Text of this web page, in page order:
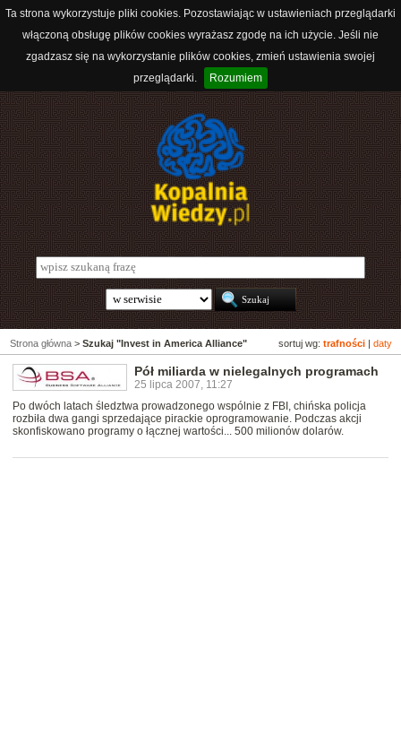
Ta strona wykorzystuje pliki cookies. Pozostawiając w ustawieniach przeglądarki
włączoną obsługę plików cookies wyrażasz zgodę na ich użycie. Jeśli nie
zgadzasz się na wykorzystanie plików cookies, zmień ustawienia swojej
przeglądarki.
Rozumiem
sortuj wg: trafności daty
Strona główna > Szukaj "Invest in America Alliance"
Pół miliarda w nielegalnych programach
25 lipca 2007, 11:27
Po dwóch latach śledztwa prowadzonego wspólnie z FBI, chińska policja
rozbiła dwa gangi sprzedające pirackie oprogramowanie. Podczas akcji
skonfiskowano programy o łącznej wartości... 500 milionów dolarów.